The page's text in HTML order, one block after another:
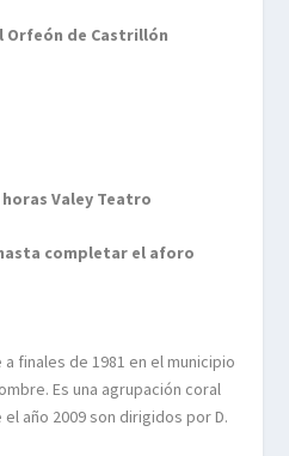
Orfeón de Castrillón
horas Valey Teatro
completar el aforo
finales de 1981 en el municipio
Es una agrupación coral
año 2009 son dirigidos por D.